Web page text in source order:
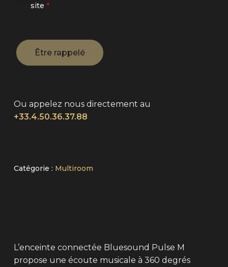
site *
Ou appelez nous directement au
+33.4.50.36.37.88
Catégorie : Multiroom
L’enceinte connectée Bluesound Pulse M
propose une écoute musicale à 360 degrés